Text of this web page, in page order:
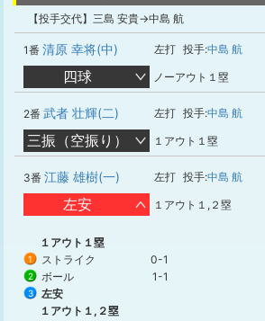
【投手交代】三島 安貴→中島 航
1番 清原 幸将(中) 左打 投手:中島 航
四球 ノーアウト１塁
2番 武者 壮輝(二) 左打 投手:中島 航
三振（空振り） １アウト１塁
3番 江藤 雄樹(一) 左打 投手:中島 航
左安 １アウト１,２塁
１アウト１塁
1 ストライク 0-1
2 ボール 1-1
3
左安
１アウト１,２塁